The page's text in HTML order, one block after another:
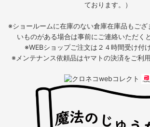
ております。）
※ショールームに在庫のない倉庫在庫品もござ
いものがある場合は事前にご連絡いただく
※WEBショップご注文は２４時間受け付
※メンテナンス依頼品はヤマトの決済をご利